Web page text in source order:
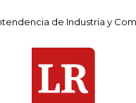
de Industria y